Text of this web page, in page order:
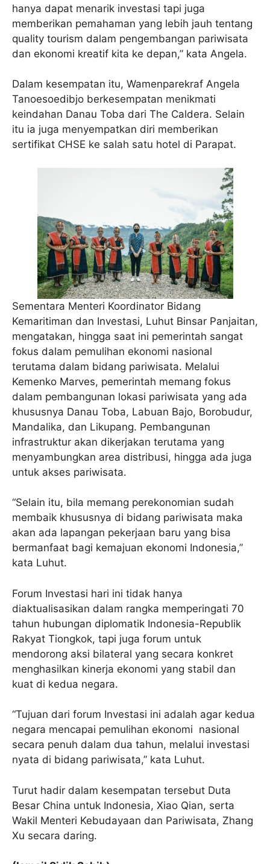
hanya dapat menarik investasi tapi juga
memberikan pemahaman yang lebih jauh tentang
quality tourism dalam pengembangan pariwisata
dan ekonomi kreatif kita ke depan,” kata Angela.
Dalam kesempatan itu, Wamenparekraf Angela
Tanoesoedibjo berkesempatan menikmati
keindahan Danau Toba dari The Caldera. Selain
itu ia juga menyempatkan diri memberikan
sertifikat CHSE ke salah satu hotel di Parapat.
Sementara Menteri Koordinator Bidang
Kemaritiman dan Investasi, Luhut Binsar Panjaitan,
mengatakan, hingga saat ini pemerintah sangat
fokus dalam pemulihan ekonomi nasional
terutama dalam bidang pariwisata. Melalui
Kemenko Marves, pemerintah memang fokus
dalam pembangunan lokasi pariwisata yang ada
khususnya Danau Toba, Labuan Bajo, Borobudur,
Mandalika, dan Likupang. Pembangunan
infrastruktur akan dikerjakan terutama yang
menyambungkan area distribusi, hingga ada juga
untuk akses pariwisata.
“Selain itu, bila memang perekonomian sudah
membaik khususnya di bidang pariwisata maka
akan ada lapangan pekerjaan baru yang bisa
bermanfaat bagi kemajuan ekonomi Indonesia,”
kata Luhut.
Forum Investasi hari ini tidak hanya
diaktualisasikan dalam rangka memperingati 70
tahun hubungan diplomatik Indonesia-Republik
Rakyat Tiongkok, tapi juga forum untuk
mendorong aksi bilateral yang secara konkret
menghasilkan kinerja ekonomi yang stabil dan
kuat di kedua negara.
“Tujuan dari forum Investasi ini adalah agar kedua
negara mencapai pemulihan ekonomi nasional
secara penuh dalam dua tahun, melalui investasi
nyata di bidang pariwisata,” kata Luhut.
Turut hadir dalam kesempatan tersebut Duta
Besar China untuk Indonesia, Xiao Qian, serta
Wakil Menteri Kebudayaan dan Pariwisata, Zhang
Xu secara daring.